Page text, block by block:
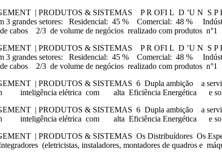
| PRODUTOS & SISTEMAS P R OFI L D ’U N S
3 grandes setores: Residencial: 45 % Comercial: 48
cabos 2/3 de volume de negócios realizado com produtos
| PRODUTOS & SISTEMAS P R OFI L D ’U N S
3 grandes setores: Residencial: 45 % Comercial: 48
cabos 2/3 de volume de negócios realizado com produtos
| PRODUTOS & SISTEMAS 6 Dupla ambição a
elétrica com alta Eficiência Energética e
| PRODUTOS & SISTEMAS 6 Dupla ambição a
elétrica com alta Eficiência Energética e
| PRODUTOS & SISTEMAS Os Distribuídores Os
(eletricistas, instaladores, montadores de quadros e